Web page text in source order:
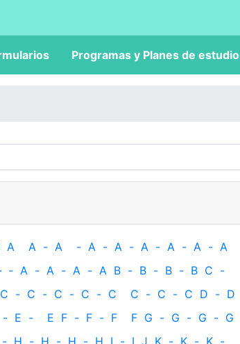
Programas y Planes de estudio
A A - A - A - A - A - A - A - A
‐ A - A - A - A B - B - B - B C -
C - C - C - C - C C - C - C D - D
- E - E F - F - F F G - G - G - G
- H - H - H - H I - I J K - K - K -